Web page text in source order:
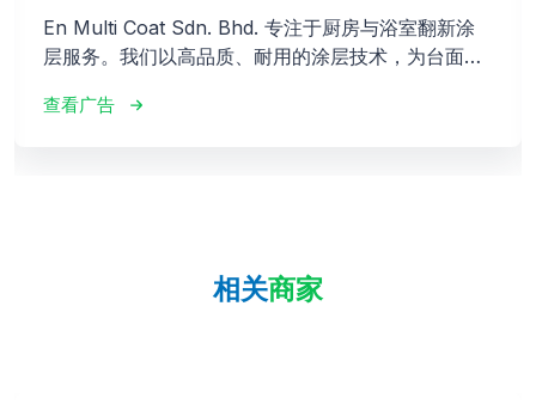
En Multi Coat Sdn. Bhd. 专注于厨房与浴室翻新涂
层服务。我们以高品质、耐用的涂层技术，为台面、
更节省时间与成本。
查看广告
相关商家